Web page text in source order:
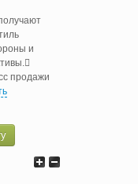
и
продажи